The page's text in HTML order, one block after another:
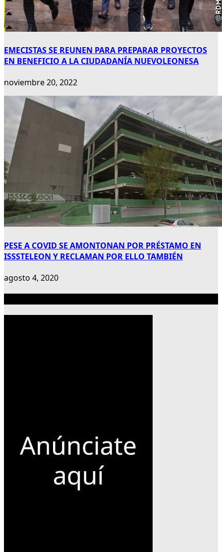
EMECISTAS SE REUNEN PARA PREPARAR PROYECTOS
EN BENEFICIO A LA CIUDADANÍA NUEVOLEONESA
noviembre 20, 2022
PESE A COVID SE AMONTONAN POR PRÉSTAMO EN
ISSSTELEON Y RECLAMAN POR ELLO TAMBIÉN
agosto 4, 2020